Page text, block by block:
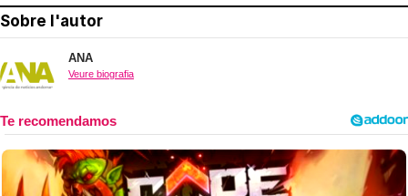
Sobre l'autor
ANA
Veure biografia